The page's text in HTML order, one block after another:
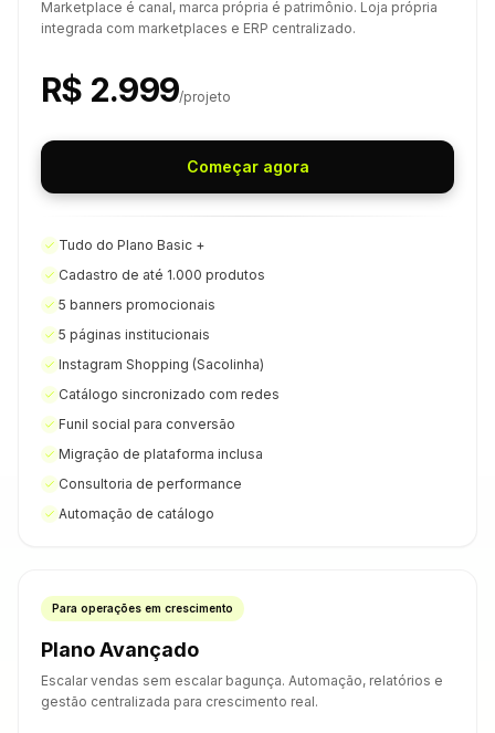
Marketplace é canal, marca própria é patrimônio. Loja própria
integrada com marketplaces e ERP centralizado.
R$ 2.999/projeto
Começar agora
Tudo do Plano Basic +
Cadastro de até 1.000 produtos
5 banners promocionais
5 páginas institucionais
Instagram Shopping (Sacolinha)
Catálogo sincronizado com redes
Funil social para conversão
Migração de plataforma inclusa
Consultoria de performance
Automação de catálogo
Para operações em crescimento
Plano Avançado
Escalar vendas sem escalar bagunça. Automação, relatórios e
gestão centralizada para crescimento real.